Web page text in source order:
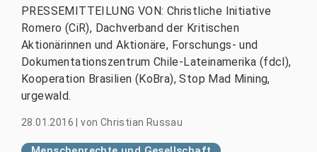
PRESSEMITTEILUNG VON: Christliche Initiative
Romero (CiR), Dachverband der Kritischen
Aktionärinnen und Aktionäre, Forschungs- und
Dokumentationszentrum Chile-Lateinamerika (fdcl),
Kooperation Brasilien (KoBra), Stop Mad Mining,
urgewald.
28.01.2016 |von Christian Russau